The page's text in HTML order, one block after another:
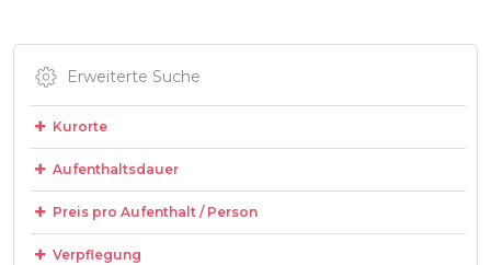
Erweiterte Suche
Kurorte
Aufenthaltsdauer
Preis pro Aufenthalt / Person
Verpflegung